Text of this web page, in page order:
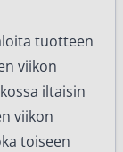
tuotteen
viikon
iltaisin
viikon
toiseen